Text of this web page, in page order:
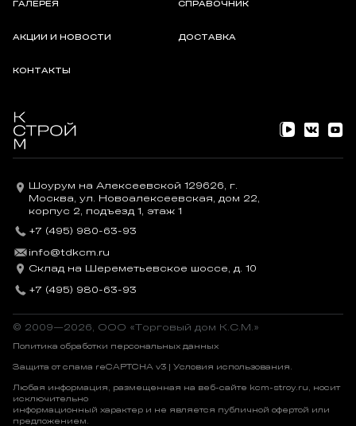
ГАЛЕРЕЯ СПРАВОЧНИК
АКЦИИ И НОВОСТИ ДОСТАВКА
КОНТАКТЫ
Шоурум на Алексеевской 129626, г.
Москва, ул. Новоалексеевская, дом 22,
корпус 2, подъезд 1, этаж 1
+7 (495) 980-63-93
info@tdkcm.ru
Склад на Шереметьевское шоссе, д. 10
+7 (495) 980-63-93
© 2009—2026, OOO «Торговый дом К.С.М.»
Политика обработки персональных данных
Защита от спама reCAPTCHA v3 | Условия использования.
Любая информация, размещенная на веб-сайте kcm-stroy.ru, носит
исключительно
информационный характер и не является публичной офертой или
предложением.